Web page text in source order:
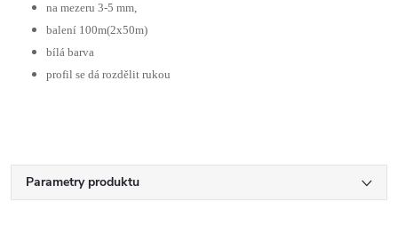
na mezeru 3-5 mm,
balení 100m(2x50m)
bílá barva
profil se dá rozdělit rukou
Parametry produktu